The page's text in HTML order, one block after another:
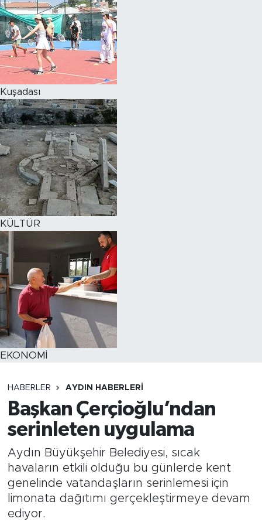
Kuşadası
KÜLTÜR
EKONOMİ
HABERLER AYDIN HABERLERI
Başkan Çerçioğlu’ndan
serinleten uygulama
Aydın Büyükşehir Belediyesi, sıcak
havaların etkili olduğu bu günlerde kent
genelinde vatandaşların serinlemesi için
limonata dağıtımı gerçekleştirmeye devam
ediyor.